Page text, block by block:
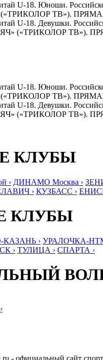
U-18. Юноши.
ТВ»).
U-18. Девушки.
(«ТРИКОЛОР ТВ»).
U-18. Юноши.
ТВ»).
U-18. Девушки.
(«ТРИКОЛОР ТВ»).
КЛУБЫ
› ДИНАМО Москва ›
› КУЗБАСС ›
КЛУБЫ
› УРАЛОЧКА-
› ТУЛИЦА › СПАРТА ›
- официальный сайт